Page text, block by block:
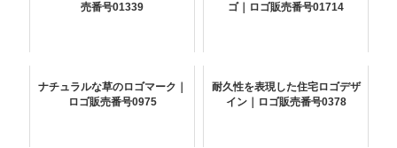
売番号01339
ゴ｜ロゴ販売番号01714
ナチュラルな草のロゴマーク｜
ロゴ販売番号0975
耐久性を表現した住宅ロゴデザ
イン｜ロゴ販売番号0378